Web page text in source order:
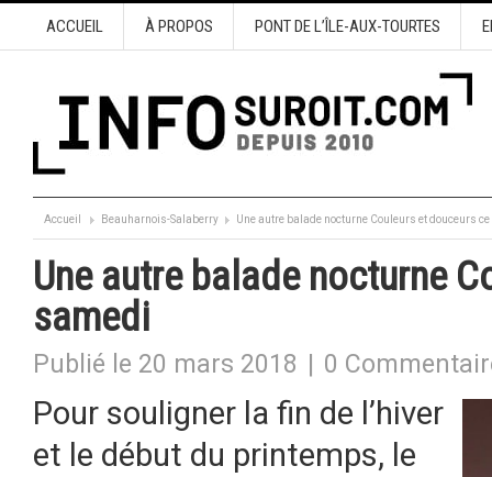
ACCUEIL À PROPOS PONT DE L’ÎLE-AUX-TOURTES
Accueil Beauharnois-Salaberry Une autre balade nocturne Couleurs et douceurs
Une autre balade nocturne
samedi
Publié le 20 mars 2018 0
Pour souligner la fin de l’hiver
et le début du printemps, le